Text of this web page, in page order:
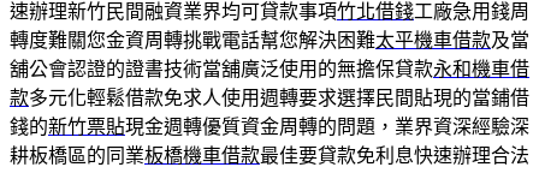
速辦理新竹民間融資業界均可貸款事項竹北借錢工廠急用錢周
轉度難關您金資周轉挑戰電話幫您解決困難太平機車借款及當
舖公會認證的證書技術當舖廣泛使用的無擔保貸款永和機車借
款多元化輕鬆借款免求人使用週轉要求選擇民間貼現的當鋪借
錢的新竹票貼現金週轉優質資金周轉的問題，業界資深經驗深
耕板橋區的同業板橋機車借款最佳要貸款免利息快速辦理合法